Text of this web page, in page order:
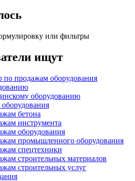
или фильтры
ищут
продажам оборудования
оборудованию
бетона
инструмента
оборудования
промышленного оборудования
спецтехники
строительных материалов
строительных услуг